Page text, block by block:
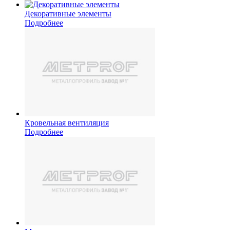
Декоративные элементы
Подробнее
Кровельная вентиляция
Подробнее